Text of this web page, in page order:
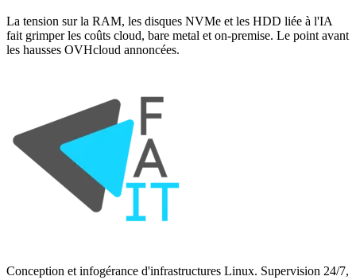
La tension sur la RAM, les disques NVMe et les HDD liée à l'IA
fait grimper les coûts cloud, bare metal et on-premise. Le point avant
les hausses OVHcloud annoncées.
Conception et infogérance d'infrastructures Linux. Supervision 24/7,